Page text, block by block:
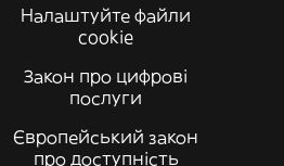
Налаштуйте файли
cookie
Закон про цифрові
послуги
Європейський закон
про доступність